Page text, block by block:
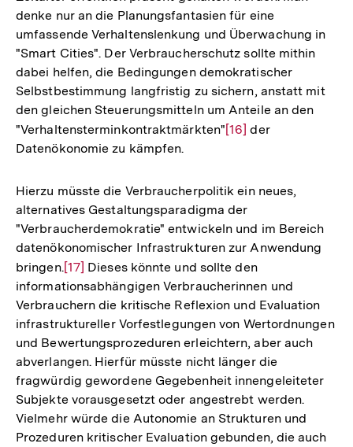
denke nur an die Planungsfantasien für eine
umfassende Verhaltenslenkung und Überwachung in
"Smart Cities". Der Verbraucherschutz sollte mithin
dabei helfen, die Bedingungen demokratischer
Selbstbestimmung langfristig zu sichern, anstatt mit
den gleichen Steuerungsmitteln um Anteile an den
"Verhaltensterminkontraktmärkten"Zur
Fußnote
[16] der
Datenökonomie zu kämpfen.
Hierzu müsste die Verbraucherpolitik ein neues,
alternatives Gestaltungsparadigma der
"Verbraucherdemokratie" entwickeln und im Bereich
datenökonomischer Infrastrukturen zur Anwendung
bringen.Zur
Auflösung
der
Fußnote
[17] Dieses könnte und sollte den
informationsabhängigen Verbraucherinnen und
Verbrauchern die kritische Reflexion und Evaluation
infrastruktureller Vorfestlegungen von Wertordnungen
und Bewertungsprozeduren erleichtern, aber auch
abverlangen. Hierfür müsste nicht länger die
fragwürdig gewordene Gegebenheit innengeleiteter
Subjekte vorausgesetzt oder angestrebt werden.
Vielmehr würde die Autonomie an Strukturen und
Prozeduren kritischer Evaluation gebunden, die auch